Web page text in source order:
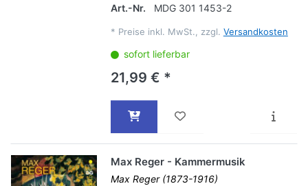
Art.-Nr. MDG 301 1453-2
* Preise inkl. MwSt., zzgl. Versandkosten
sofort lieferbar
21,99 € *
Max Reger - Kammermusik
Max Reger (1873-1916)